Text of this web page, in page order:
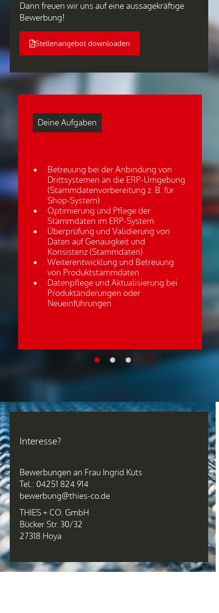
Dann freuen wir uns auf eine aussagekräftige
Bewerbung!
Stellenangebot downloaden
Deine Aufgaben
Betreuung bei der Anbindung von
Drittsystemen an die ERP-Umgebung
(Stammdatenvorbereitung z. B. für
Shop-System)
Optimierung und Pflege der
Stammdaten im ERP-System
Überprüfung und Validierung von
Daten auf Genauigkeit und
Konsistenz (Stammdaten)
Weiterentwicklung und Betreuung
von Produktstammdaten
Datenpflege und Aktualisierung bei
Produktänderungen oder
Neueinführungen
Interesse?
Bewerbungen an Frau Ingrid Kuts
Tel.: 04251 824 914
bewerbung@thies-co.de
THIES + CO. GmbH
Bücker Str. 30/32
27318 Hoya